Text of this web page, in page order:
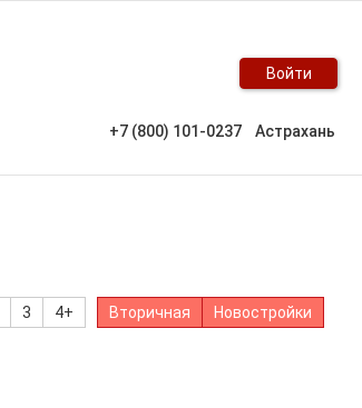
Войти
+7 (800) 101-0237 Астрахань
3 4+ Вторичная Новостройки